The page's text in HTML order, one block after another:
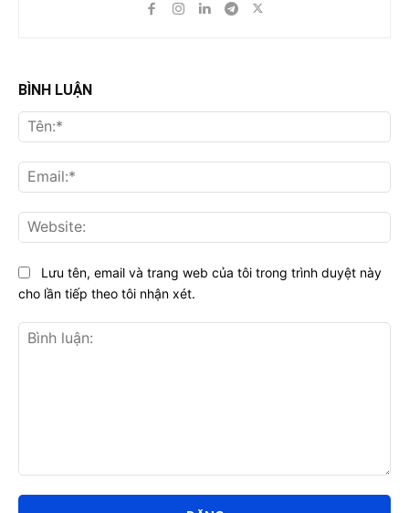
BÌNH LUẬN
luận:
Lưu tên, email và trang web của tôi trong trình duyệt này
cho lần tiếp theo tôi nhận xét.